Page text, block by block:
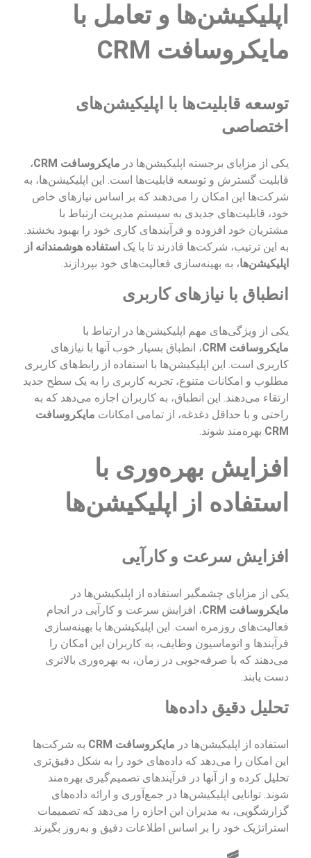
اپلیکیشن‌ها و تعامل با
مایکروسافت CRM
توسعه قابلیت‌ها با اپلیکیشن‌های
اختصاصی
یکی از مزایای برجسته اپلیکیشن‌ها در مایکروسافت CRM
،
قابلیت گسترش و توسعه قابلیت‌ها است. این اپلیکیشن‌ها، به
شرکت‌ها این امکان را می‌دهند که بر اساس نیازهای خاص
خود، قابلیت‌های جدیدی به سیستم مدیریت ارتباط با
مشتریان خود افزوده و فرآیندهای کاری خود را بهبود بخشند.
به این ترتیب، شرکت‌ها قادرند تا با یک استفاده هوشمندانه از
اپلیکیشن‌ها، به بهینه‌سازی فعالیت‌های خود بپردازند.
انطباق با نیازهای کاربری
یکی از ویژگی‌های مهم اپلیکیشن‌ها در ارتباط با
مایکروسافت CRM
، انطباق بسیار خوب آنها با نیازهای
کاربری است. این اپلیکیشن‌ها با استفاده از رابط‌های کاربری
مطلوب و امکانات متنوع، تجربه کاربری را به یک سطح جدید
ارتقاء می‌دهند. این انطباق، به کاربران اجازه می‌دهد که به
راحتی و با حداقل دغدغه، از تمامی امکانات مایکروسافت
CRM بهره‌مند شوند.
افزایش بهره‌وری با
استفاده از اپلیکیشن‌ها
افزایش سرعت و کارآیی
یکی از مزایای چشمگیر استفاده از اپلیکیشن‌ها در
مایکروسافت CRM
، افزایش سرعت و کارآیی در انجام
فعالیت‌های روزمره است. این اپلیکیشن‌ها با بهینه‌سازی
فرآیندها و اتوماسیون وظایف، به کاربران این امکان را
می‌دهند که با صرفه‌جویی در زمان، به بهره‌وری بالاتری
دست یابند.
تحلیل دقیق داده‌ها
استفاده از اپلیکیشن‌ها در مایکروسافت CRM
به شرکت‌ها
این امکان را می‌دهد که داده‌های خود را به شکل دقیق‌تری
تحلیل کرده و از آنها در فرآیندهای تصمیم‌گیری بهره‌مند
شوند. توانایی اپلیکیشن‌ها در جمع‌آوری و ارائه داده‌های
گزارشگویی، به مدیران این اجازه را می‌دهد که تصمیمات
استراتژیک خود را بر اساس اطلاعات دقیق و به‌روز بگیرند.